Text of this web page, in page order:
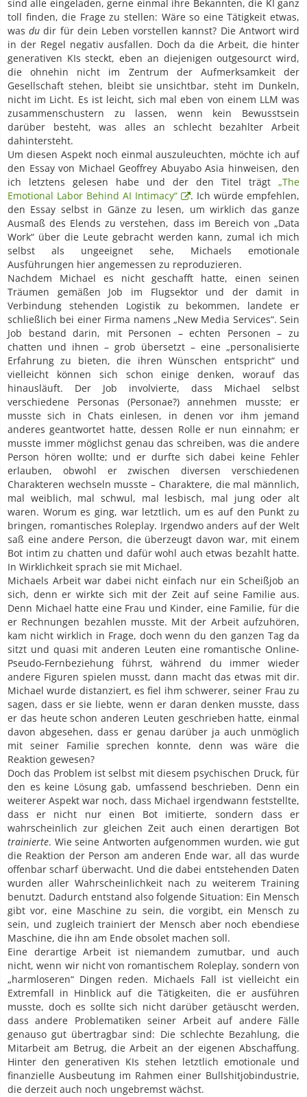
sind alle eingeladen, gerne einmal ihre Bekannten, die KI ganz
toll finden, die Frage zu stellen: Wäre so eine Tätigkeit etwas,
wasdudir für dein Leben vorstellen kannst? Die Antwort wird
in der Regel negativ ausfallen. Doch da die Arbeit, die hinter
generativen KIs steckt, eben an diejenigen outgesourct wird,
die ohnehin nicht im Zentrum der Aufmerksamkeit der
Gesellschaft stehen, bleibt sie unsichtbar, steht im Dunkeln,
nicht im Licht. Es ist leicht, sich mal eben von einem LLM was
zusammenschustern zu lassen, wenn kein Bewusstsein
darüber besteht, was alles an schlecht bezahlter Arbeit
dahintersteht.
Um diesen Aspekt noch einmal auszuleuchten, möchte ich auf
den Essay von Michael Geoffrey Abuyabo Asia hinweisen, den
ich letztens gelesen habe und der den Titel trägt „The
Emotional Labor Behind AI Intimacy“
. Ich würde empfehlen,
den Essay selbst in Gänze zu lesen, um wirklich das ganze
Ausmaß des Elends zu verstehen, dass im Bereich von „Data
Work“ über die Leute gebracht werden kann, zumal ich mich
selbst als ungeeignet sehe, Michaels emotionale
Ausführungen hier angemessen zu reproduzieren.
Nachdem Michael es nicht geschafft hatte, einen seinen
Träumen gemäßen Job im Flugsektor und der damit in
Verbindung stehenden Logistik zu bekommen, landete er
schließlich bei einer Firma namens „New Media Services“. Sein
Job bestand darin, mit Personen – echten Personen – zu
chatten und ihnen – grob übersetzt – eine „personalisierte
Erfahrung zu bieten, die ihren Wünschen entspricht“ und
vielleicht können sich schon einige denken, worauf das
hinausläuft. Der Job involvierte, dass Michael selbst
verschiedene Personas (Personae?) annehmen musste; er
musste sich in Chats einlesen, in denen vor ihm jemand
anderes geantwortet hatte, dessen Rolle er nun einnahm; er
musste immer möglichst genau das schreiben, was die andere
Person hören wollte; und er durfte sich dabei keine Fehler
erlauben, obwohl er zwischen diversen verschiedenen
Charakteren wechseln musste – Charaktere, die mal männlich,
mal weiblich, mal schwul, mal lesbisch, mal jung oder alt
waren. Worum es ging, war letztlich, um es auf den Punkt zu
bringen, romantisches Roleplay. Irgendwo anders auf der Welt
saß eine andere Person, die überzeugt davon war, mit einem
Bot intim zu chatten und dafür wohl auch etwas bezahlt hatte.
In Wirklichkeit sprach sie mit Michael.
Michaels Arbeit war dabei nicht einfach nur ein Scheißjob an
sich, denn er wirkte sich mit der Zeit auf seine Familie aus.
Denn Michael hatte eine Frau und Kinder, eine Familie, für die
er Rechnungen bezahlen musste. Mit der Arbeit aufzuhören,
kam nicht wirklich in Frage, doch wenn du den ganzen Tag da
sitzt und quasi mit anderen Leuten eine romantische Online-
Pseudo-Fernbeziehung führst, während du immer wieder
andere Figuren spielen musst, dann macht das etwas mit dir.
Michael wurde distanziert, es fiel ihm schwerer, seiner Frau zu
sagen, dass er sie liebte, wenn er daran denken musste, dass
er das heute schon anderen Leuten geschrieben hatte, einmal
davon abgesehen, dass er genau darüber ja auch unmöglich
mit seiner Familie sprechen konnte, denn was wäre die
Reaktion gewesen?
Doch das Problem ist selbst mit diesem psychischen Druck, für
den es keine Lösung gab, umfassend beschrieben. Denn ein
weiterer Aspekt war noch, dass Michael irgendwann feststellte,
dass er nicht nur einen Bot imitierte, sondern dass er
wahrscheinlich zur gleichen Zeit auch einen derartigen Bot
trainierte. Wie seine Antworten aufgenommen wurden, wie gut
die Reaktion der Person am anderen Ende war, all das wurde
offenbar scharf überwacht. Und die dabei entstehenden Daten
wurden aller Wahrscheinlichkeit nach zu weiterem Training
benutzt. Dadurch entstand also folgende Situation: Ein Mensch
gibt vor, eine Maschine zu sein, die vorgibt, ein Mensch zu
sein, und zugleich trainiert der Mensch aber noch ebendiese
Maschine, die ihn am Ende obsolet machen soll.
Eine derartige Arbeit ist niemandem zumutbar, und auch
nicht, wenn wir nicht von romantischem Roleplay, sondern von
„harmloseren“ Dingen reden. Michaels Fall ist vielleicht ein
Extremfall in Hinblick auf die Tätigkeiten, die er ausführen
musste, doch es sollte sich nicht darüber getäuscht werden,
dass andere Problematiken seiner Arbeit auf andere Fälle
genauso gut übertragbar sind: Die schlechte Bezahlung, die
Mitarbeit am Betrug, die Arbeit an der eigenen Abschaffung.
Hinter den generativen KIs stehen letztlich emotionale und
finanzielle Ausbeutung im Rahmen einer Bullshitjobindustrie,
die derzeit auch noch ungebremst wächst.